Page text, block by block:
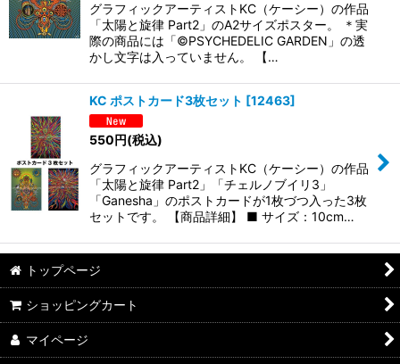
グラフィックアーティストKC（ケーシー）の作品
「太陽と旋律 Part2」のA2サイズポスター。 ＊実
際の商品には「©PSYCHEDELIC GARDEN」の透
かし文字は入っていません。 【…
KC ポストカード3枚セット [12463]
550円(税込)
グラフィックアーティストKC（ケーシー）の作品
「太陽と旋律 Part2」「チェルノブイリ3」
「Ganesha」のポストカードが1枚づつ入った3枚
セットです。 【商品詳細】 ■ サイズ：10cm…
トップページ
ショッピングカート
マイページ